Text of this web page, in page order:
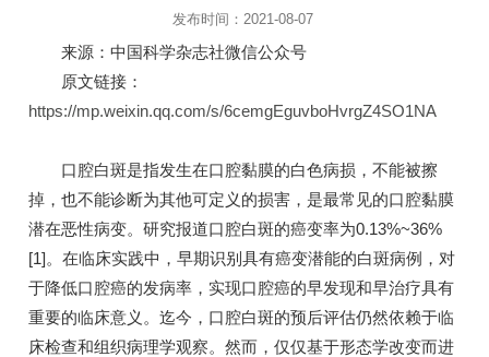
发布时间：2021-08-07
来源：中国科学杂志社微信公众号
原文链接：
https://mp.weixin.qq.com/s/6cemgEguvboHvrgZ4SO1NA
口腔白斑是指发生在口腔黏膜的白色病损，不能被擦
掉，也不能诊断为其他可定义的损害，是最常见的口腔黏膜
潜在恶性病变。研究报道口腔白斑的癌变率为0.13%~36%
[1]。在临床实践中，早期识别具有癌变潜能的白斑病例，对
于降低口腔癌的发病率，实现口腔癌的早发现和早治疗具有
重要的临床意义。迄今，口腔白斑的预后评估仍然依赖于临
床检查和组织病理学观察。然而，仅仅基于形态学改变而进